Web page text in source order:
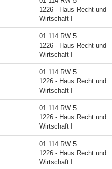
1226 - Haus Recht und
Wirtschaft I
01 114 RW 5
1226 - Haus Recht und
Wirtschaft I
01 114 RW 5
1226 - Haus Recht und
Wirtschaft I
01 114 RW 5
1226 - Haus Recht und
Wirtschaft I
01 114 RW 5
1226 - Haus Recht und
Wirtschaft I